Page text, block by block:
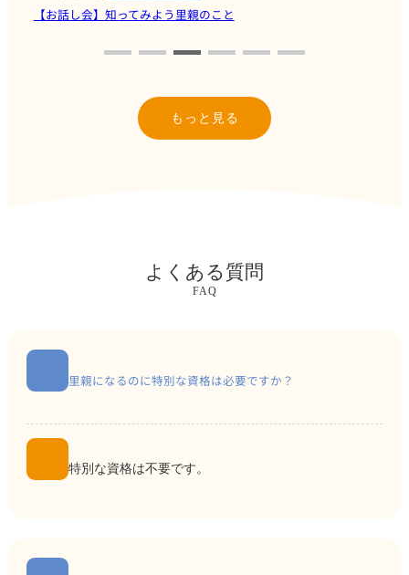
【お話し会】知ってみよう里親のこと
もっと見る
よくある質問
FAQ
里親になるのに特別な資格は必要ですか？
特別な資格は不要です。